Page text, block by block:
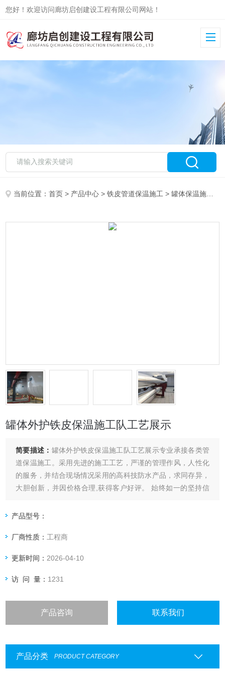
您好！欢迎访问廊坊启创建设工程有限公司网站！
当前位置：首页 > 产品中心 >铁皮管道保温施工 >罐体保温施工
罐体外护铁皮保温施工队工艺展示
简要描述： 罐体外护铁皮保温施工队工艺展示专业承接各类管
道保温施工。采用先进的施工工艺，严谨的管理作风，人性化
的服务，并结合现场情况采用的高科技防水产品，求同存异，
大胆创新，并因价格合理,获得客户好评。 始终如一的坚持信
理的价格、优质的服务竭诚为广大用户服务。
产品型号：
厂商性质： 工程商
更新时间： 2026-04-10
访 问 量： 1231
产品咨询 联系我们
产品分类 PRODUCT CATEGORY